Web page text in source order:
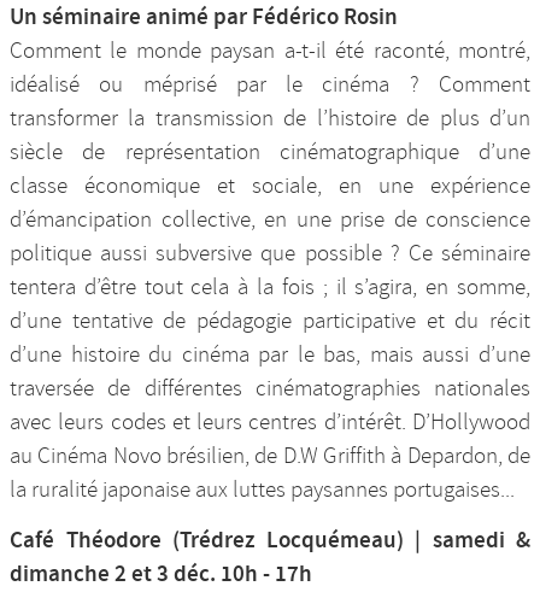
Un séminaire animé par Fédérico Rosin
Comment le monde paysan a-t-il été raconté, montré,
idéalisé ou méprisé par le cinéma ? Comment
transformer la transmission de l’histoire de plus d’un
siècle de représentation cinématographique d’une
classe économique et sociale, en une expérience
d’émancipation collective, en une prise de conscience
politique aussi subversive que possible ? Ce séminaire
tentera d’être tout cela à la fois ; il s’agira, en somme,
d’une tentative de pédagogie participative et du récit
d’une histoire du cinéma par le bas, mais aussi d’une
traversée de différentes cinématographies nationales
avec leurs codes et leurs centres d’intérêt. D’Hollywood
au Cinéma Novo brésilien, de D.W Griffith à Depardon, de
la ruralité japonaise aux luttes paysannes portugaises...
Café Théodore (Trédrez Locquémeau) | samedi &
dimanche 2 et 3 déc. 10h - 17h